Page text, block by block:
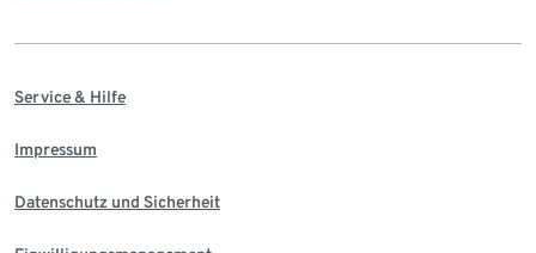
Service & Hilfe
Impressum
Datenschutz und Sicherheit